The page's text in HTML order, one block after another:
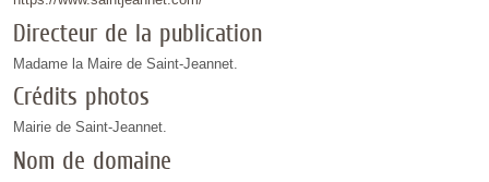
Directeur de la publication
Madame la Maire de Saint-Jeannet.
Crédits photos
Mairie de Saint-Jeannet.
Nom de domaine